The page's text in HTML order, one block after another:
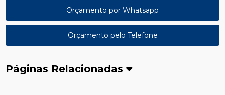
Orçamento por Whatsapp
Orçamento pelo Telefone
Páginas Relacionadas